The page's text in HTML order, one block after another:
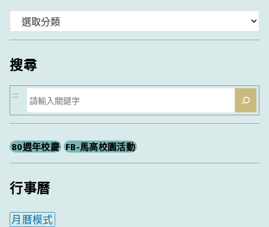
類
搜尋
搜
尋
:::
80週年校慶 FB-馬高校園活動
行事曆
月曆模式